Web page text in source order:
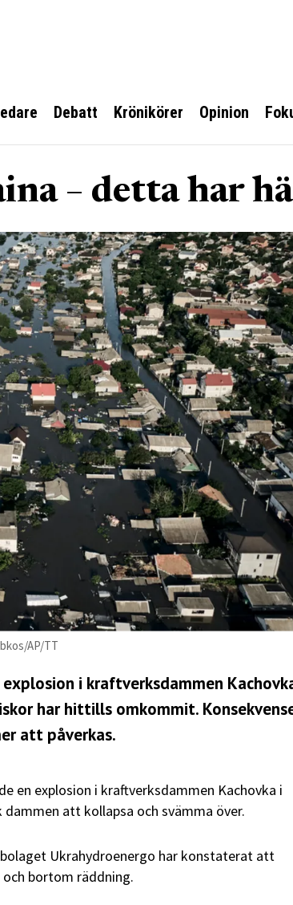
Debatt Krönikörer Opinion
– detta har
AP/TT
i kraftverksdammen
har hittills omkommit.
att påverkas.
en explosion i kraftverksdammen Kachovka i
dammen att kollapsa och svämma över.
Ukrahydroenergo har konstaterat att
bortom räddning.